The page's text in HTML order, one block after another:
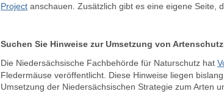
Project anschauen. Zusätzlich gibt es eine eigene Seite,
Suchen Sie Hinweise zur Umsetzung von
Die Niedersächsische Fachbehörde für Naturschutz hat
Fledermäuse veröffentlicht. Diese Hinweise liegen
Umsetzung der Niedersächsischen Strategie zum Arten